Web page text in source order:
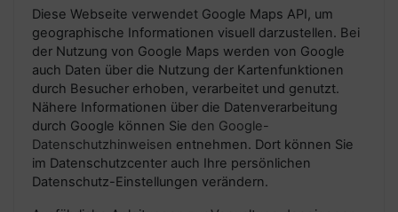
Diese Webseite verwendet Google Maps API, um
geographische Informationen visuell darzustellen. Bei
der Nutzung von Google Maps werden von Google
auch Daten über die Nutzung der Kartenfunktionen
durch Besucher erhoben, verarbeitet und genutzt.
Nähere Informationen über die Datenverarbeitung
durch Google können Sie den Google-
Datenschutzhinweisen entnehmen. Dort können Sie
im Datenschutzcenter auch Ihre persönlichen
Datenschutz-Einstellungen verändern.